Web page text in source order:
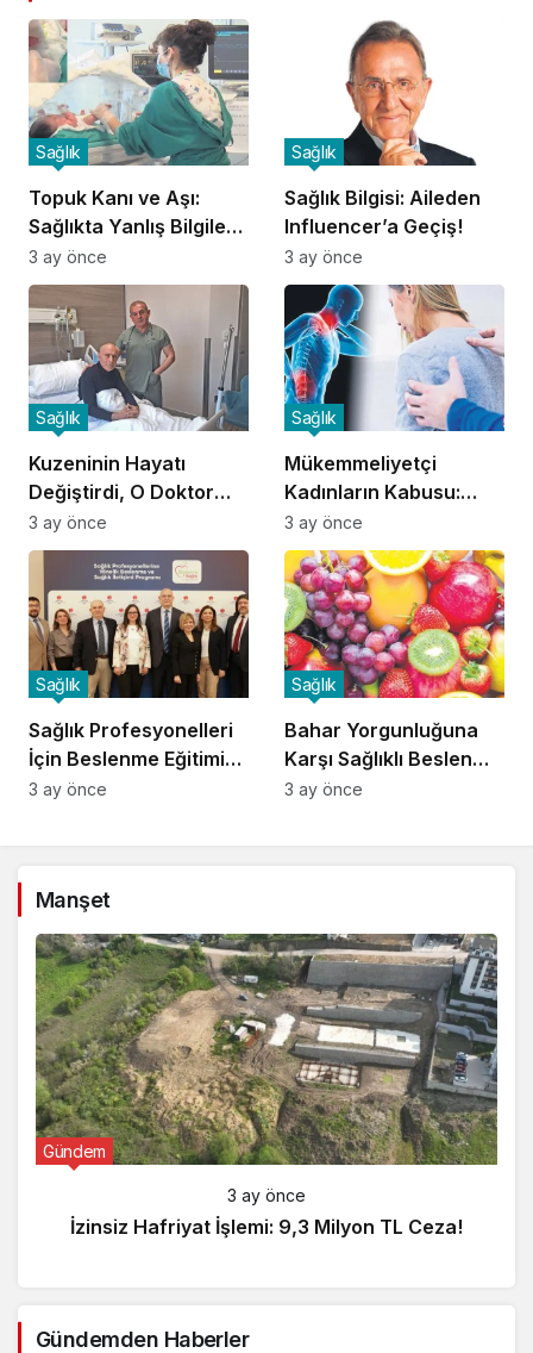
Topuk Kanı ve Aşı:
Sağlıkta Yanlış Bilgilere
Dikkat!
Sağlık
3 ay önce
Sağlık Bilgisi: Aileden
Influencer’a Geçiş!
Sağlık
3 ay önce
Kuzeninin Hayatı
Değiştirdi, O Doktor
Oldu!
Sağlık
3 ay önce
Mükemmeliyetçi
Kadınların Kabusu:
Fibromiyalji!
Sağlık
3 ay önce
Sağlık Profesyonelleri
İçin Beslenme Eğitimi
Başladı
Sağlık
3 ay önce
Bahar Yorgunluğuna
Karşı Sağlıklı Beslenme
İpuçları
Sağlık
3 ay önce
Manşet
Gündem
3 ay önce
İzinsiz Hafriyat İşlemi: 9,3 Milyon TL Ceza!
Gündemden Haberler